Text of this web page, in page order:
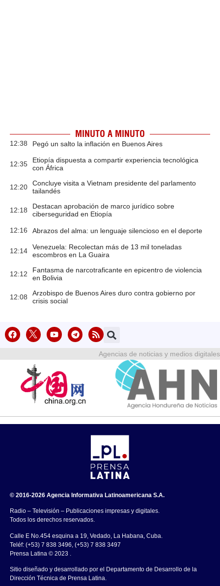
MINUTO A MINUTO
12:38 Pegó un salto la inflación en Buenos Aires
12:35
Etiopía dispuesta a compartir experiencia tecnológica
con África
12:20
Concluye visita a Vietnam presidente del parlamento
tailandés
12:18
Destacan aprobación de marco jurídico sobre
ciberseguridad en Etiopía
12:16 Abrazos del alma: un lenguaje silencioso en el deporte
12:14
Venezuela: Recolectan más de 13 mil toneladas
escombros en La Guaira
12:12
Fantasma de narcotraficante en epicentro de violencia
en Bolivia
12:08
Arzobispo de Buenos Aires duro contra gobierno por
crisis social
Agencias de noticias y medios digitales
© 2016-2026 Agencia Informativa Latinoamericana S.A.
Radio – Televisión – Publicaciones impresas y digitales.
Todos los derechos reservados.
Calle E No.454 esquina a 19, Vedado, La Habana, Cuba.
Teléf: (+53) 7 838 3496, (+53) 7 838 3497
Prensa Latina © 2023 .
Sitio diseñado y desarrollado por el Departamento de Desarrollo de la
Dirección Técnica de Prensa Latina.